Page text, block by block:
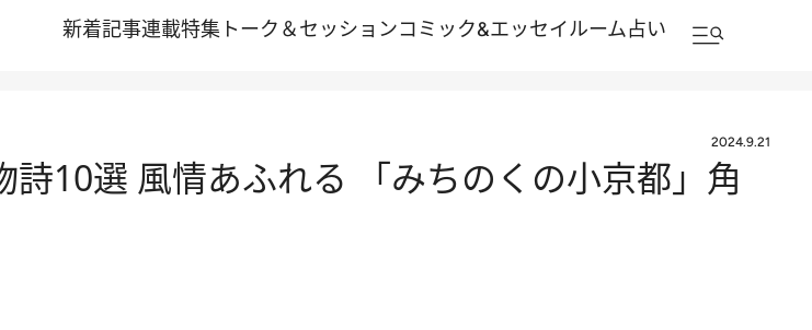
新着記事連載特集 トーク＆セッションコミック&エッセイルーム占い
2024.9.21
詩10選 風情あふれる 「みちのくの小京都」角